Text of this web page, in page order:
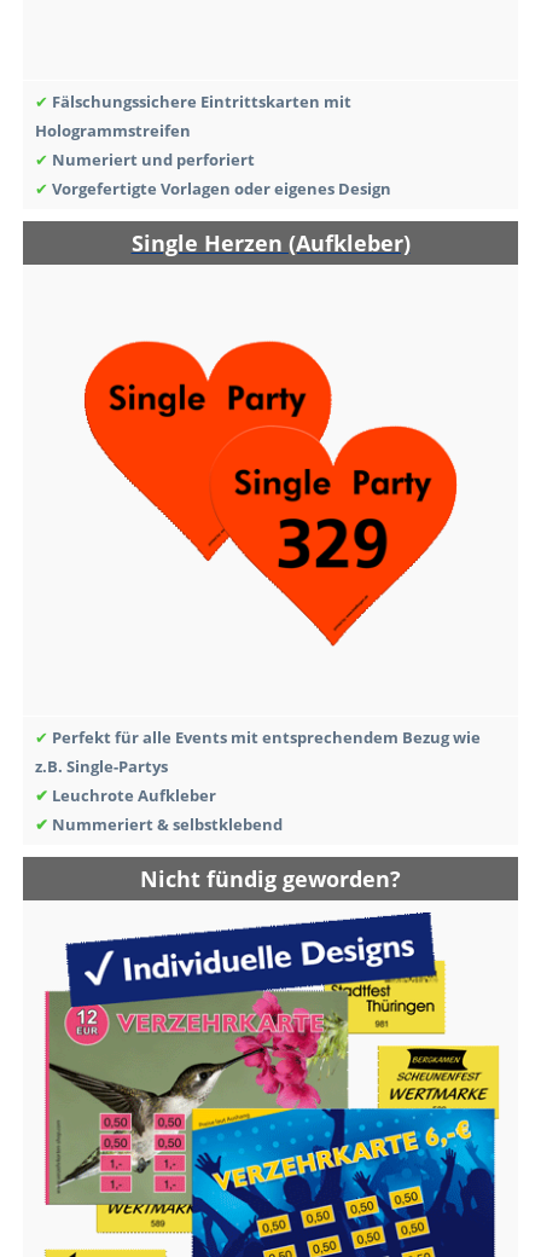
✔ Fälschungssichere Eintrittskarten mit
Hologrammstreifen
✔ Numeriert und perforiert
✔ Vorgefertigte Vorlagen oder eigenes Design
Single Herzen (Aufkleber)
✔ Perfekt für alle Events mit entsprechendem Bezug wie
z.B. Single-Partys
✔ Leuchrote Aufkleber
✔ Nummeriert & selbstklebend
Nicht fündig geworden?